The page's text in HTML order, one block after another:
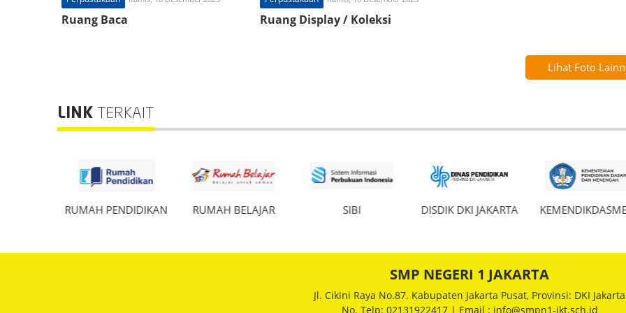
Ruang Baca Ruang Display / Koleksi
Lihat Foto
LINK TERKAIT
RUMAH PENDIDIKAN RUMAH BELAJAR SIBI DISDIK DKI JAKARTA
SMP NEGERI 1 JAKARTA
Jl. Cikini Raya No.87. Kabupaten Jakarta Pusat, Provinsi: DKI Jakarta
No. Telp: 02131922417 | Email : info@smpn1-jkt.sch.id